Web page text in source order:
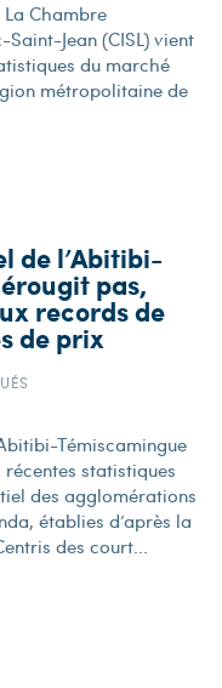
La Chambre
Jean (CISL) vient
du marché
métropolitaine de
de l’Abitibi-
pas,
records de
de prix
Témiscamingue
statistiques
des agglomérations
établies d’après la
des court...